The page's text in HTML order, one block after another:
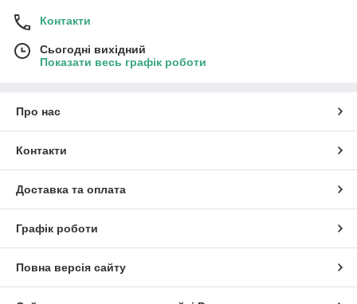
Контакти
Сьогодні вихідний
Показати весь графік роботи
Про нас
Контакти
Доставка та оплата
Графік роботи
Повна версія сайту